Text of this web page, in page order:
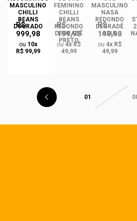
MASCULINO
CHILLI
BEANS
DOURADO
R$
999,98
ou 10x
R$ 99,99
FEMININO
CHILLI
BEANS
REDONDO
DEGRADÊ
PRETO
R$
199,98
ou4x R$
49,99
MASCULINO
NASA
REDONDO
DEGRADÊ
AZUL
R$
199,98
ou 4x R$
49,99
01